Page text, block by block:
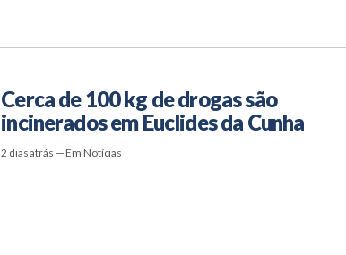
Cerca de 100 kg de drogas são
incinerados em Euclides da Cunha
2 dias atrás — Em Notícias